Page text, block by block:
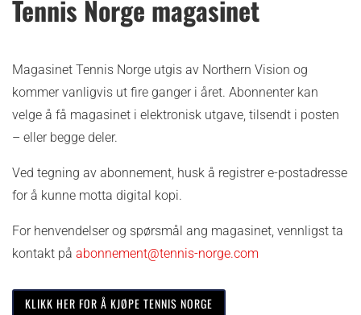
Tennis Norge magasinet
Magasinet Tennis Norge utgis av Northern Vision og
kommer vanligvis ut fire ganger i året. Abonnenter kan
velge å få magasinet i elektronisk utgave, tilsendt i posten
– eller begge deler.
Ved tegning av abonnement, husk å registrer e-postadresse
for å kunne motta digital kopi.
For henvendelser og spørsmål ang magasinet, vennligst ta
kontakt på abonnement@tennis-norge.com
KLIKK HER FOR Å KJØPE TENNIS NORGE